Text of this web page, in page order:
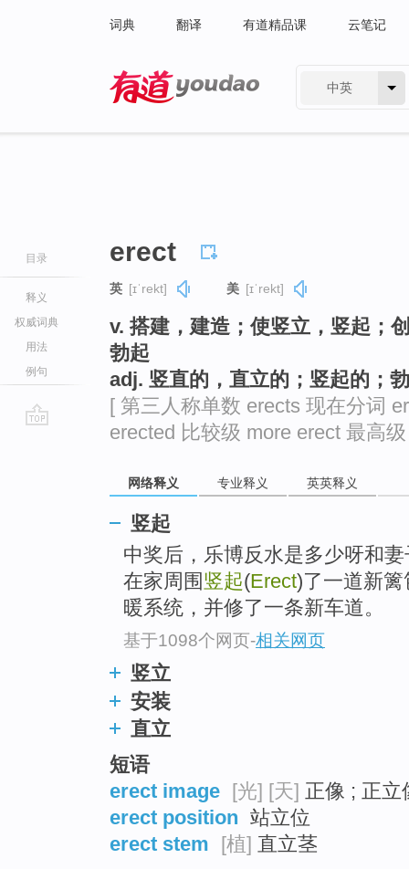
词典 翻译 有道精品课 云笔记
中英
目录
释义
权威词典
用法
例句
erect
英 [ɪˈrekt] 美 [ɪˈrekt]
v. 搭建，建造；使竖立，竖起；
勃起
adj. 竖直的，直立的；竖起的；
[ 第三人称单数 erects 现在分词
erected 比较级 more erect 最高
网络释义 专业释义 英英释义
竖起
中奖后，乐博反水是多少呀和
在家周围 竖起(Erect)了一道新
暖系统，并修了一条新车道。
基于1098个网页-相关网页
竖立
安装
直立
短语
erect image [光] [天] 正像 ; 正立
erect position 站立位
erect stem [植] 直立茎